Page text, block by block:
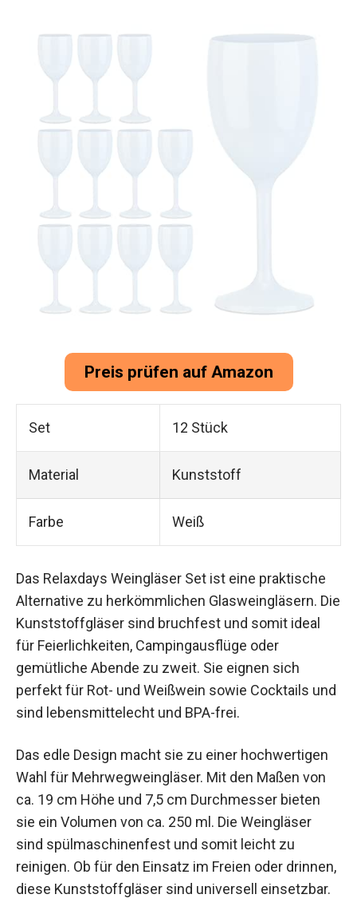
Preis prüfen auf Amazon
Set 12 Stück
Material Kunststoff
Farbe Weiß
Das Relaxdays Weingläser Set ist eine praktische
Alternative zu herkömmlichen Glasweingläsern. Die
Kunststoffgläser sind bruchfest und somit ideal
für Feierlichkeiten, Campingausflüge oder
gemütliche Abende zu zweit. Sie eignen sich
perfekt für Rot- und Weißwein sowie Cocktails und
sind lebensmittelecht und BPA-frei.
Das edle Design macht sie zu einer hochwertigen
Wahl für Mehrwegweingläser. Mit den Maßen von
ca. 19 cm Höhe und 7,5 cm Durchmesser bieten
sie ein Volumen von ca. 250 ml. Die Weingläser
sind spülmaschinenfest und somit leicht zu
reinigen. Ob für den Einsatz im Freien oder drinnen,
diese Kunststoffgläser sind universell einsetzbar.